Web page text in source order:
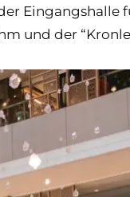
Eingangshalle
und der